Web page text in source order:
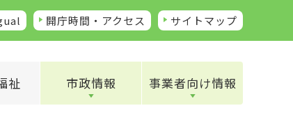
開庁時間・アクセス サイトマップ
祉 市政情報 事業者向け情報